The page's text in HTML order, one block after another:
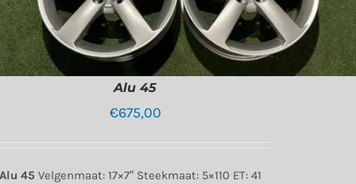
Alu 45
€675,00
Alu 45 Velgenmaat: 17×7″ Steekmaat: 5×110 ET: 41